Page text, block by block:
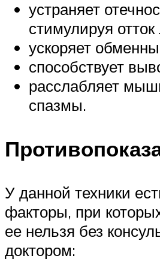
устраняет
стимулируя
ускоряет
способствует
расслабляет
спазмы.
У данной техники
факторы, при
ее нельзя без
доктором: